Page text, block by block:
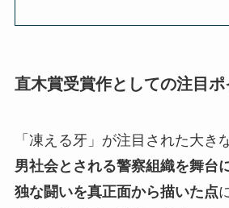
直木賞受賞作としての注目ポ
「凍える牙」が注目された大き
男社会とされる警察組織を舞台
独な闘いを真正面から描いた点